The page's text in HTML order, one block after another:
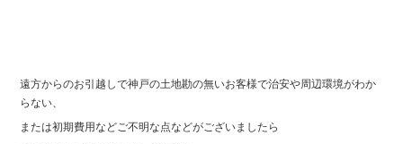
遠方からのお引越しで神戸の土地勘の無いお客様で治安や周辺環境がわか
らない、
または初期費用などご不明な点などがございましたら